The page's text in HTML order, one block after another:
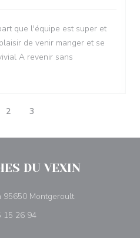
que l'équipe est super et
de venir manger et se
A revenir sans
2 3
DU VEXIN
95650 Montgeroult((opens in a new
15 26 94